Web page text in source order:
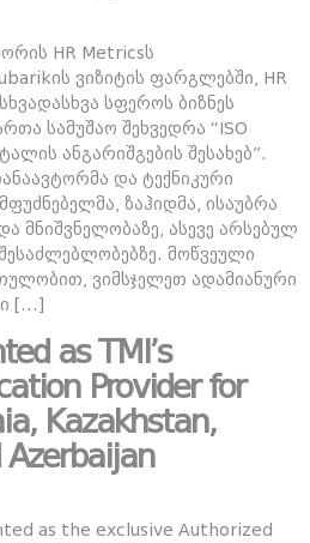
HR Metricsს
ვიზიტის ფარგლებში, HR
სფეროს ბიზნეს
სამუშაო შეხვედრა “ISO
ანგარიშგების შესახებ”.
და ტექნიკური
ზაჰიდმა, ისაუბრა
მნიშვნელობაზე, ასევე არსებულ
მოწვეული
ვიმსჯელეთ ადამიანური
[…]
as TMI’s
Provider for
Kazakhstan,
Azerbaijan
as the exclusive Authorized